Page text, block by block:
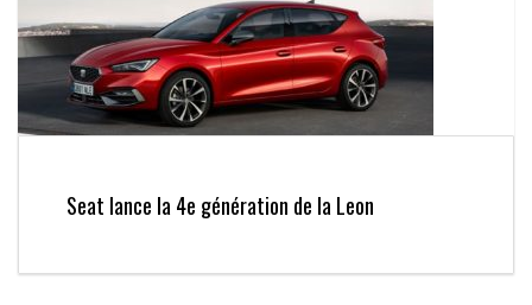
Seat lance la 4e génération de la Leon